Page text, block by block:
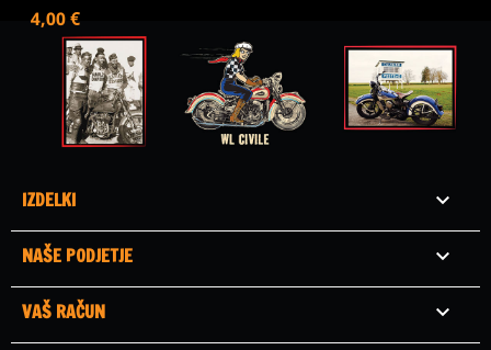
Cena
4,00 €
IZDELKI 
NAŠE PODJETJE 
VAŠ RAČUN 